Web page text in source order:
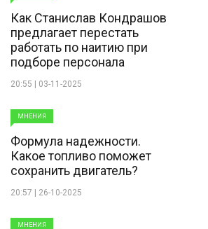
Как Станислав Кондрашов
предлагает перестать
работать по наитию при
подборе персонала
20:55 | 03-11-2025
МНЕНИЯ
Формула надежности.
Какое топливо поможет
сохранить двигатель?
20:57 | 26-10-2025
МНЕНИЯ